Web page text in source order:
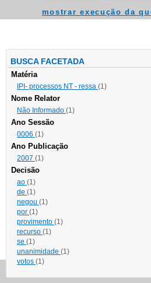
mostrar execução da
BUSCA FACETADA
Matéria
IPI- processos NT - ressa (1)
Nome Relator
Não Informado (1)
Ano Sessão
0006 (1)
Ano Publicação
2007 (1)
Decisão
ao (1)
de (1)
negou (1)
por (1)
provimento (1)
recurso (1)
se (1)
unanimidade (1)
votos (1)